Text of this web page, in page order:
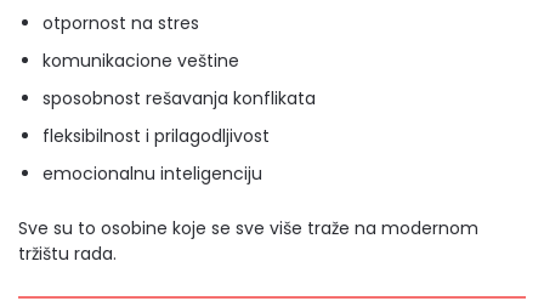
otpornost na stres
komunikacione veštine
sposobnost rešavanja konflikata
fleksibilnost i prilagodljivost
emocionalnu inteligenciju
Sve su to osobine koje se sve više traže na modernom
tržištu rada.